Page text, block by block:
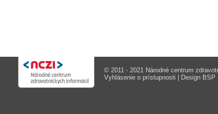
© 2011 - 2021 Národné centrum
Vyhlásenie o prístupnosti | Design BSP